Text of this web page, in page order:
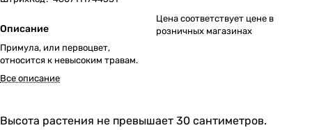
Описание
Примула, или первоцвет,
относится к невысоким травам.
Все описание
Цена соответствует цене в
розничных магазинах
Высота растения не превышает 30 сантиметров.